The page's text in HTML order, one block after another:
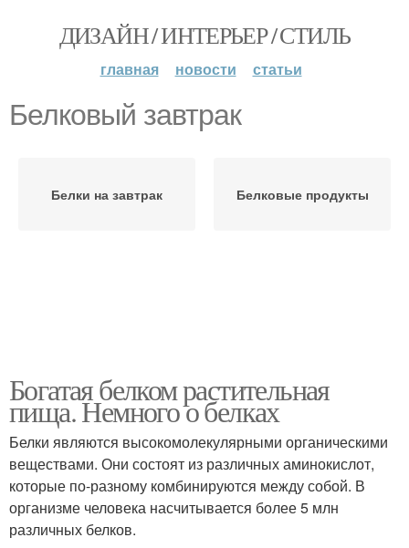
ДИЗАЙН / ИНТЕРЬЕР / СТИЛЬ
главная новости статьи
Белковый завтрак
Белки на завтрак Белковые продукты
Богатая белком растительная
пища. Немного о белках
Белки являются высокомолекулярными органическими
веществами. Они состоят из различных аминокислот,
которые по-разному комбинируются между собой. В
организме человека насчитывается более 5 млн
различных белков.